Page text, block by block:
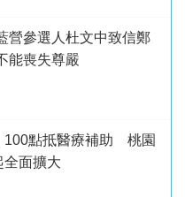
參選人杜文中致信鄭
能喪失尊嚴
100點抵醫療補助 桃園
全面擴大